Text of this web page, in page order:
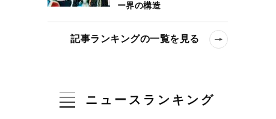
ー界の構造
記事ランキングの一覧を見る
ニュースランキング